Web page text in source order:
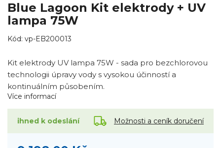
Blue Lagoon Kit elektrody + UV
lampa 75W
Kód: vp-EB200013
Kit elektrody UV lampa 75W - sada pro bezchlorovou
technologii úpravy vody s vysokou účinností a
kontinuálním působením.
Více informací
ihned k odeslání Možnosti a ceník doručení